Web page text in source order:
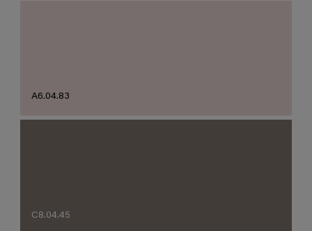
A6.04.83
C8.04.45